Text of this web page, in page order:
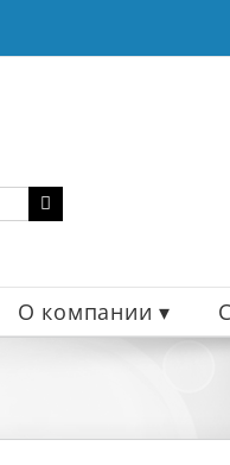
О компании ▾